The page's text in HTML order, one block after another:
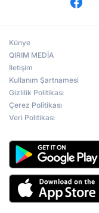
Künye
QIRIM MEDİA
İletişim
Kullanım Şartnamesi
Gizlilik Politikası
Çerez Politikası
Veri Politikası